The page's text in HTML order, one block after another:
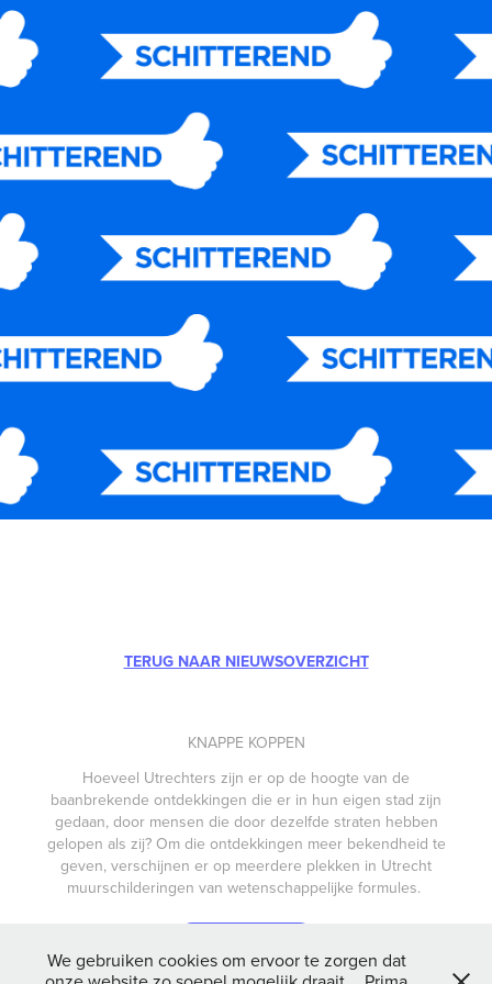
TERUG NAAR NIEUWSOVERZICHT
KNAPPE KOPPEN
Hoeveel Utrechters zijn er op de hoogte van de
baanbrekende ontdekkingen die er in hun eigen stad zijn
gedaan, door mensen die door dezelfde straten hebben
gelopen als zij? Om die ontdekkingen meer bekendheid te
geven, verschijnen er op meerdere plekken in Utrecht
muurschilderingen van wetenschappelijke formules.
We gebruiken cookies om ervoor te zorgen dat